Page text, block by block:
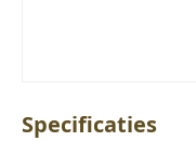
Specificaties